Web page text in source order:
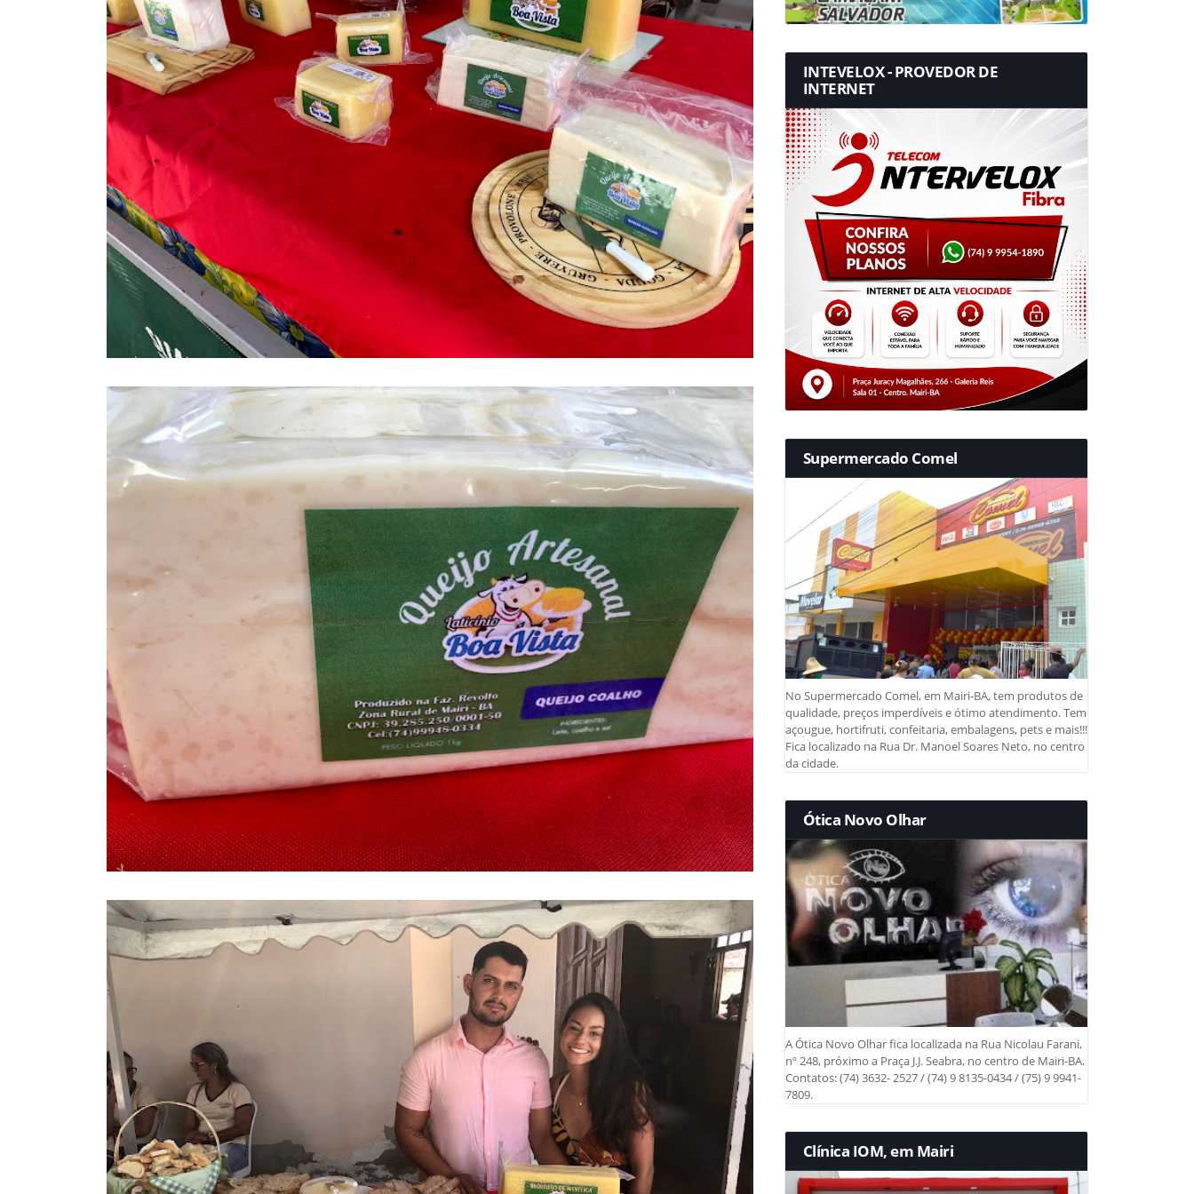
INTEVELOX - PROVEDOR DE
INTERNET
Supermercado Comel
No Supermercado Comel, em Mairi-BA, tem produtos de
qualidade, preços imperdíveis e ótimo atendimento. Tem
açougue, hortifruti, confeitaria, embalagens, pets e mais!!!
Fica localizado na Rua Dr. Manoel Soares Neto, no centro
da cidade.
Ótica Novo Olhar
A Ótica Novo Olhar fica localizada na Rua Nicolau Farani,
nº 248, próximo a Praça J.J. Seabra, no centro de Mairi-BA.
Contatos: (74) 3632- 2527 / (74) 9 8135-0434 / (75) 9 9941-
7809.
Clínica IOM, em Mairi